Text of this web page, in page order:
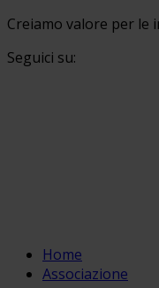
Creiamo valore per le
Seguici su:
Home
Associazione